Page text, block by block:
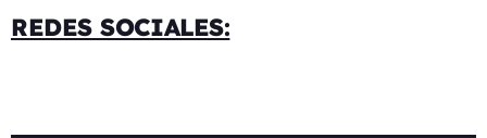
REDES SOCIALES: